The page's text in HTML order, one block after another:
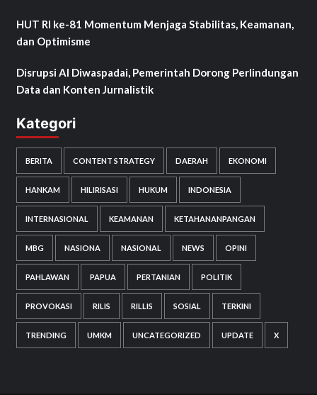
HUT RI ke-81 Momentum Menjaga Stabilitas, Keamanan,
dan Optimisme
Disrupsi AI Diwaspadai, Pemerintah Dorong Perlindungan
Data dan Konten Jurnalistik
Kategori
BERITA CONTENT STRATEGY DAERAH EKONOMI
HANKAM HILIRISASI HUKUM INDONESIA
INTERNASIONAL KEAMANAN KETAHANANPANGAN
MBG NASIONA NASIONAL NEWS OPINI
PAHLAWAN PAPUA PERTANIAN POLITIK
PROVOKASI RILIS RILLIS SOSIAL TERKINI
TRENDING UMKM UNCATEGORIZED UPDATE X